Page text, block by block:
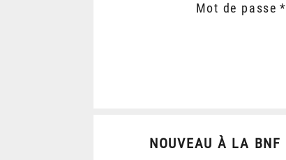
Mot de passe
NOUVEAU À LA BNF